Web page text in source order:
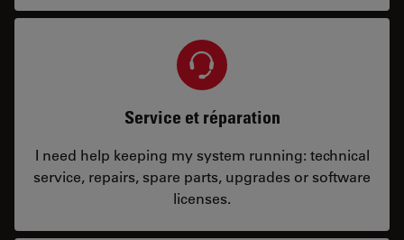
Service et réparation
I need help keeping my system running: technical
service, repairs, spare parts, upgrades or software
licenses.